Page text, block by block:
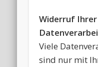
Widerruf
Viele
sind nur mit